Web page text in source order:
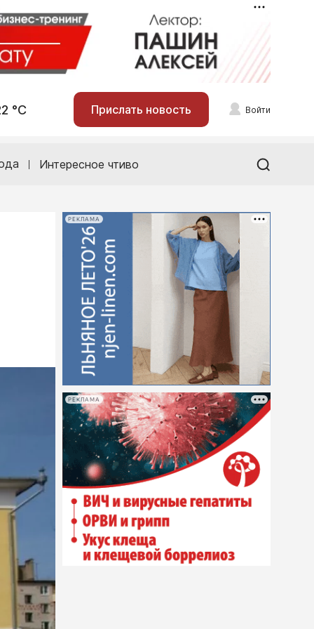
°С Прислать новость Войти
Интересное чтиво
РЕКЛАМА
РЕКЛАМА